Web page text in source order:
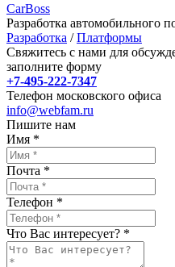
CarBoss
Разработка автомобильного
Разработка / Платформы
Свяжитесь с нами для
заполните форму
+7-495-222-7347
Телефон московского офиса
info@webfam.ru
Пишите нам
Имя *
Почта *
Телефон *
Что Вас интересует? *